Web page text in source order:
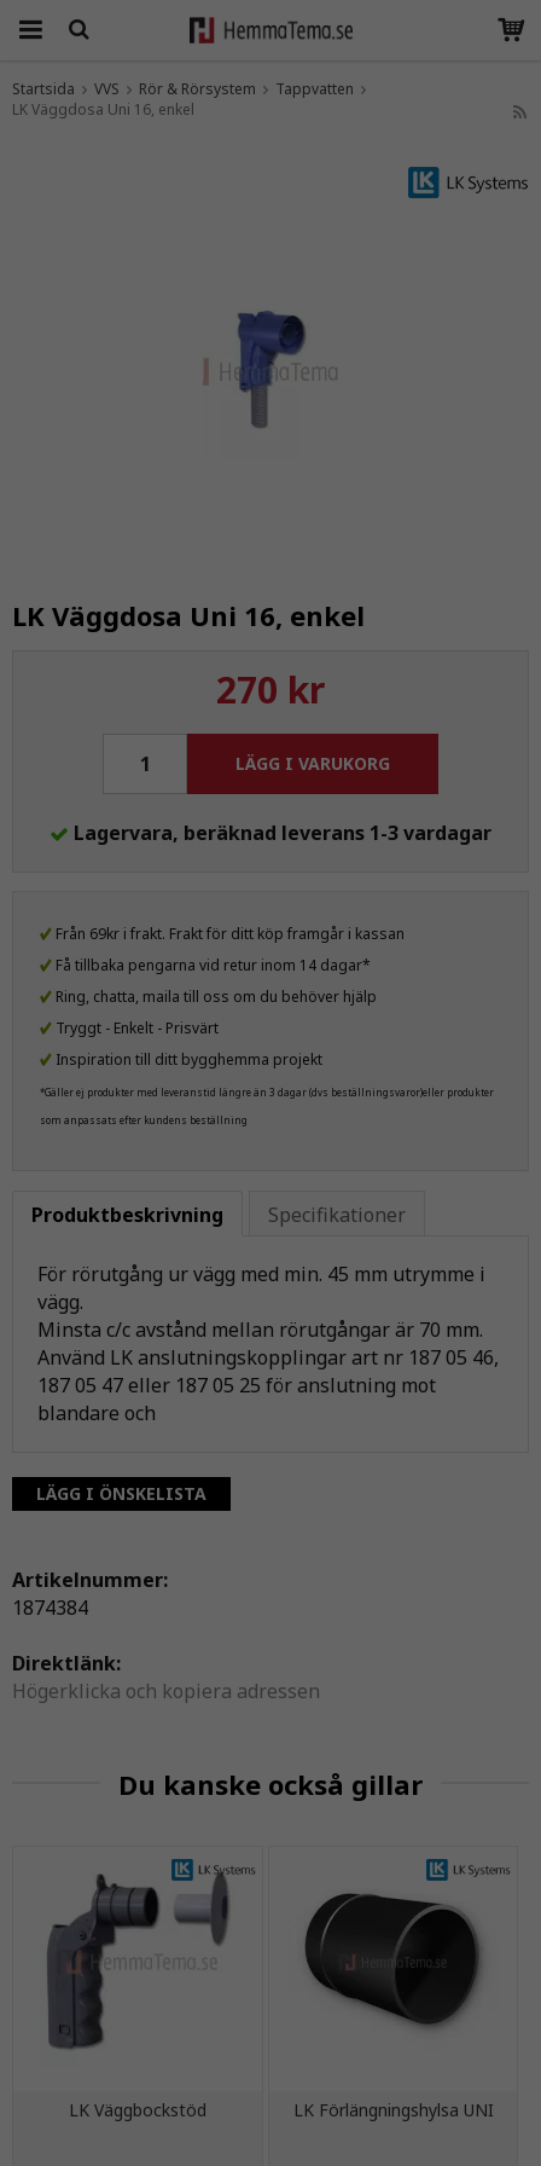
Produkten har blivit tillagd i varukorgen
Startsida VVS Rör & Rörsystem
Tappvatten
LK Väggdosa Uni 16, enkel
LK Väggdosa Uni 16, enkel
270 kr
LÄGG I VARUKORG
Lagervara, beräknad leverans 1-3 vardagar
Från 69kr i frakt. Frakt för ditt köp framgår i kassan
Få tillbaka pengarna vid retur inom 14 dagar*
Ring, chatta, maila till oss om du behöver hjälp
Tryggt - Enkelt - Prisvärt
Inspiration till ditt bygghemma projekt
*Gäller ej produkter med leveranstid längre än 3 dagar (dvs beställningsvaror)eller produkter
som anpassats efter kundens beställning
Produktbeskrivning Specifikationer
För rörutgång ur vägg med min. 45 mm utrymme i
vägg.
Minsta c/c avstånd mellan rörutgångar är 70 mm.
Använd LK anslutningskopplingar art nr 187 05 46,
187 05 47 eller 187 05 25 för anslutning mot
blandare och
LÄGG I ÖNSKELISTA
Artikelnummer:
1874384
Direktlänk:
Högerklicka och kopiera adressen
Du kanske också gillar
LK Väggbockstöd LK Förlängningshylsa UNI